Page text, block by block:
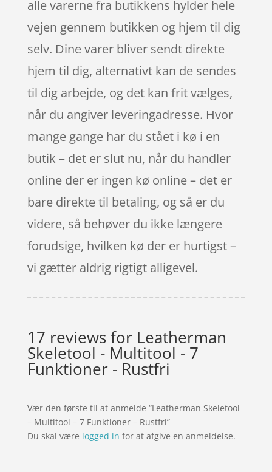
alle varerne fra butikkens hylder hele
vejen gennem butikken og hjem til dig
selv. Dine varer bliver sendt direkte
hjem til dig, alternativt kan de sendes
til dig arbejde, og det kan frit vælges,
når du angiver leveringadresse. Hvor
mange gange har du stået i kø i en
butik – det er slut nu, når du handler
online der er ingen kø online – det er
bare direkte til betaling, og så er du
videre, så behøver du ikke længere
forudsige, hvilken kø der er hurtigst –
vi gætter aldrig rigtigt alligevel.
17 reviews for Leatherman
Skeletool - Multitool - 7
Funktioner - Rustfri
Vær den første til at anmelde “Leatherman Skeletool
– Multitool – 7 Funktioner – Rustfri”
Du skal være logged in for at afgive en anmeldelse.